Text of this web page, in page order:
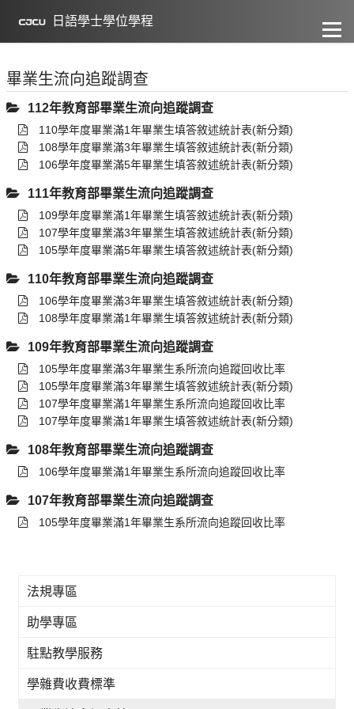
主
容
日語學士學位學程
畢業生流向追蹤調查
112年教育部畢業生流向追蹤調查
110學年度畢業滿1年畢業生填答敘述統計表(新分類)
108學年度畢業滿3年畢業生填答敘述統計表(新分類)
106學年度畢業滿5年畢業生填答敘述統計表(新分類)
111年教育部畢業生流向追蹤調查
109學年度畢業滿1年畢業生填答敘述統計表(新分類)
107學年度畢業滿3年畢業生填答敘述統計表(新分類)
105學年度畢業滿5年畢業生填答敘述統計表(新分類)
110年教育部畢業生流向追蹤調查
106學年度畢業滿3年畢業生填答敘述統計表(新分類)
108學年度畢業滿1年畢業生填答敘述統計表(新分類)
109年教育部畢業生流向追蹤調查
105學年度畢業滿3年畢業生系所流向追蹤回收比率
105學年度畢業滿3年畢業生填答敘述統計表(新分類)
107學年度畢業滿1年畢業生系所流向追蹤回收比率
107學年度畢業滿1年畢業生填答敘述統計表(新分類)
108年教育部畢業生流向追蹤調查
106學年度畢業滿1年畢業生系所流向追蹤回收比率
107年教育部畢業生流向追蹤調查
105學年度畢業滿1年畢業生系所流向追蹤回收比率
法規專區
助學專區
駐點教學服務
學雜費收費標準